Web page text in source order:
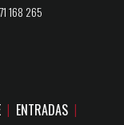
ENTRADAS
168 265